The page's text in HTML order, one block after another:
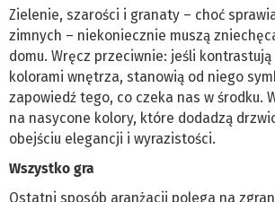
Zielenie, szarości i granaty – choć
zimnych – niekoniecznie muszą
domu. Wręcz przeciwnie: jeśli kontrastują
kolorami wnętrza, stanowią od niego
zapowiedź tego, co czeka nas w środku.
na nasycone kolory, które dodadzą
obejściu elegancji i wyrazistości.
Wszystko gra
Ostatni sposób aranżacji polega na